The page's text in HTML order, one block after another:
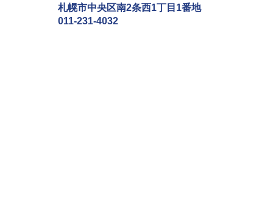
札幌市中央区南2条西1丁目1番地
011-231-4032